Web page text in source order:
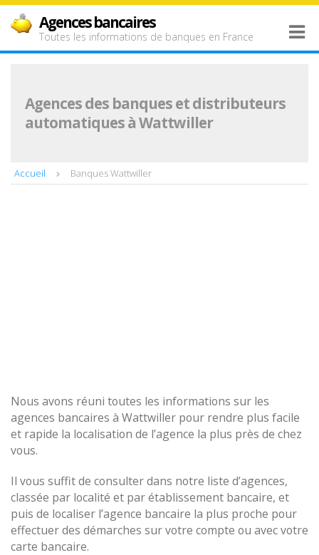
Agences bancaires
Toutes les informations de banques en France
Agences des banques et distributeurs
automatiques à Wattwiller
Accueil Banques Wattwiller
Nous avons réuni toutes les informations sur les
agences bancaires à Wattwiller pour rendre plus facile
et rapide la localisation de l’agence la plus près de chez
vous.
Il vous suffit de consulter dans notre liste d’agences,
classée par localité et par établissement bancaire, et
puis de localiser l’agence bancaire la plus proche pour
effectuer des démarches sur votre compte ou avec votre
carte bancaire.